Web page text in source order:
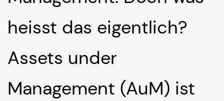
heisst das eigentlich?
Assets under
Management (AuM) ist